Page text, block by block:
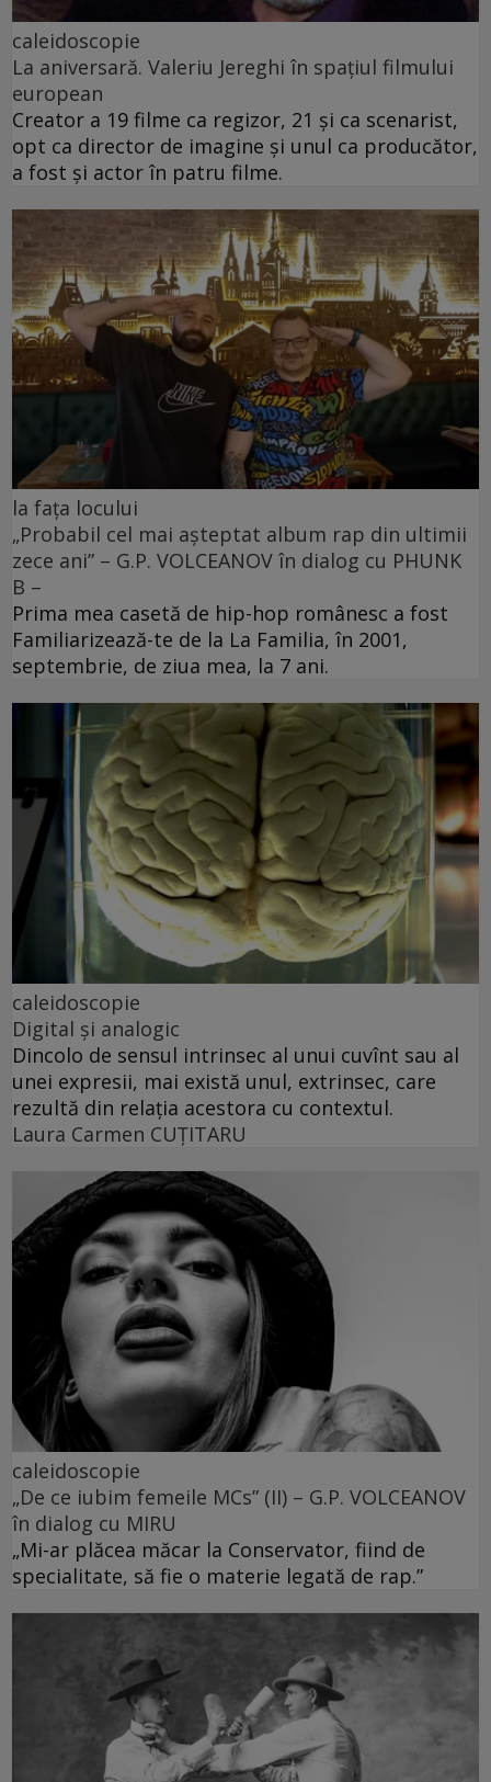
caleidoscopie
La aniversară. Valeriu Jereghi în spațiul filmului
european
Creator a 19 filme ca regizor, 21 și ca scenarist,
opt ca director de imagine și unul ca producător,
a fost și actor în patru filme.
la fața locului
„Probabil cel mai aşteptat album rap din ultimii
zece ani” – G.P. VOLCEANOV în dialog cu PHUNK
B –
Prima mea casetă de hip-hop românesc a fost
Familiarizează-te de la La Familia, în 2001,
septembrie, de ziua mea, la 7 ani.
caleidoscopie
Digital și analogic
Dincolo de sensul intrinsec al unui cuvînt sau al
unei expresii, mai există unul, extrinsec, care
rezultă din relația acestora cu contextul.
Laura Carmen CUȚITARU
caleidoscopie
„De ce iubim femeile MCs” (II) – G.P. VOLCEANOV
în dialog cu MIRU
„Mi-ar plăcea măcar la Conservator, fiind de
specialitate, să fie o materie legată de rap.”